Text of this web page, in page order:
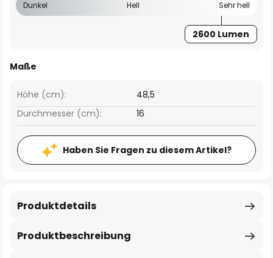
Dunkel Hell Sehr hell
2600 Lumen
Maße
Höhe (cm):
48,5
Durchmesser (cm):
16
Haben Sie Fragen zu diesem Artikel?
Produktbeschreibung
Produktdetails